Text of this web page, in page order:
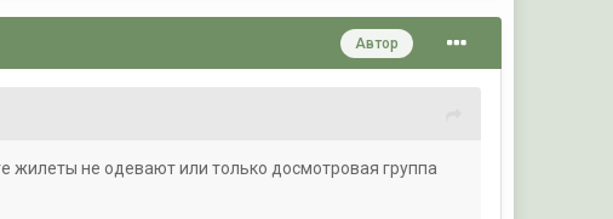
Автор
жилеты не одевают или только досмотровая группа